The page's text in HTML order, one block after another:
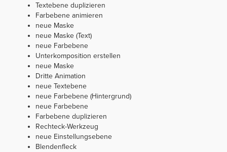
Textebene duplizieren
Farbebene animieren
neue Maske
neue Maske (Text)
neue Farbebene
Unterkomposition erstellen
neue Maske
Dritte Animation
neue Textebene
neue Farbebene (Hintergrund)
neue Farbebene
Farbebene duplizieren
Rechteck-Werkzeug
neue Einstellungsebene
Blendenfleck